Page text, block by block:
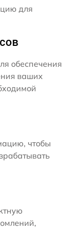
для
обеспечения
ваших
чтобы